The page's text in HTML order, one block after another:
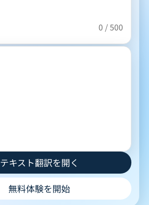
0 /500
テキスト翻訳を開く
無料体験を開始